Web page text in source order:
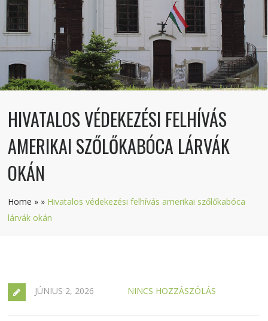
HIVATALOS VÉDEKEZÉSI FELHÍVÁS
AMERIKAI SZŐLŐKABÓCA LÁRVÁK
OKÁN
Home » » Hivatalos védekezési felhívás amerikai szőlőkabóca
lárvák okán
JÚNIUS 2, 2026 NINCS HOZZÁSZÓLÁS